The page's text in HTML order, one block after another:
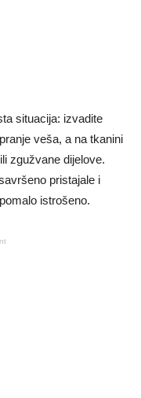
situacija: izvadite
veša, a na tkanini
zgužvane dijelove.
pristajale i
istrošeno.